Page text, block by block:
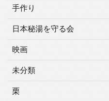
手作り
日本秘湯を守る会
映画
未分類
栗